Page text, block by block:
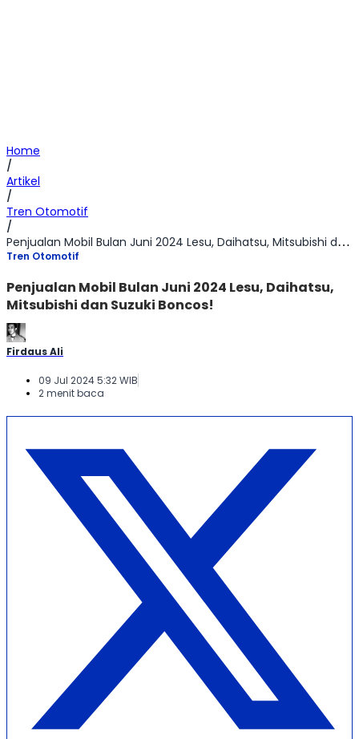
Home
/
Artikel
/
Tren Otomotif
/
Penjualan Mobil Bulan Juni 2024 Lesu, Daihatsu, Mitsubishi dan Suzuki Boncos!
Tren Otomotif
Penjualan Mobil Bulan Juni 2024 Lesu, Daihatsu,
Mitsubishi dan Suzuki Boncos!
Firdaus Ali
09 Jul 2024 5:32 WIB
2 menit baca